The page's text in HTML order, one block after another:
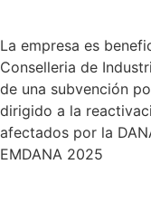
La empresa es
Conselleria de
de una subvención
dirigido a la
afectados por la
EMDANA 2025